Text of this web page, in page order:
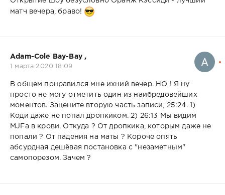
матч вечера, браво!
Adam-Cole Bay-Bay ,
1 марта 2020 18:09
В общем понравился мне ихний вечер. НО ! Я ну
просто не могу отметить один из наибредовейших
моментов. Зацените вторую часть записи, 25:24. 1)
Коди даже не попал дропкиком. 2) 26:13 Мы видим
MJFа в крови. Откуда ? От дропкика, которым даже не
попали ? От падения на маты ? Короче опять
абсурдная дешёвая постановка с "незаметным"
самопорезом. Зачем ?